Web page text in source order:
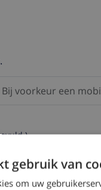
)
aan derden verstrekt.
gebruik van
om uw